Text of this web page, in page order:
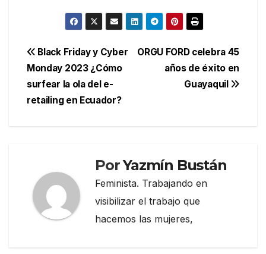
Navegación
de
entradas
ORGU FORD celebra 45
años de éxito en
Guayaquil
Black Friday y Cyber
Monday 2023 ¿Cómo
surfear la ola del e-
retailing en Ecuador?
PorYazmín Bustán
Feminista. Trabajando en
visibilizar el trabajo que
hacemos las mujeres,